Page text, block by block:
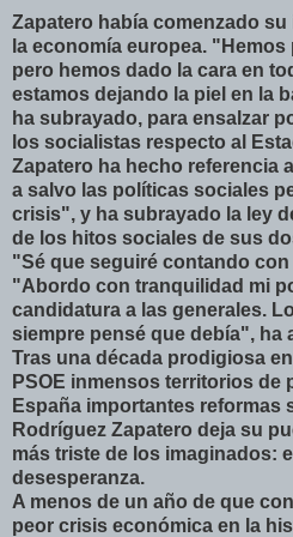
Zapatero había comenzado
la economía europea.
pero hemos dado la cara en
estamos dejando la piel en la
ha subrayado, para ensalzar
los socialistas respecto al
Zapatero ha hecho referencia
a salvo las políticas sociales
crisis", y ha subrayado la ley
de los hitos sociales de sus
"Sé que seguiré contando
"Abordo con tranquilidad mi
candidatura a las generales.
siempre pensé que debía", ha
Tras una década prodigiosa
PSOE inmensos territorios de
España importantes reformas
Rodríguez Zapatero deja su
más triste de los imaginados:
desesperanza.
A menos de un año de que
peor crisis económica en la